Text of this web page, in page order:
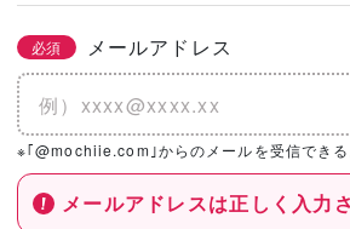
必須 メールアドレス
※｢@mochiie.com｣からのメールを受信できる
メールアドレスは正しく入力